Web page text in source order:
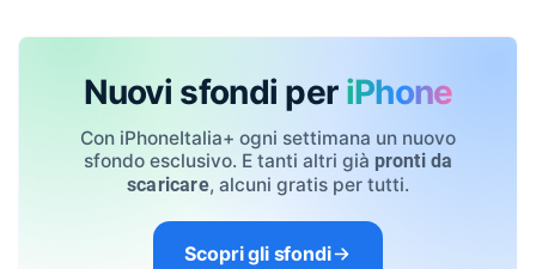
Nuovi sfondi per iPhone
Con iPhoneItalia+ ogni settimana un nuovo
sfondo esclusivo. E tanti altri già pronti da
scaricare, alcuni gratis per tutti.
Scopri gli sfondi